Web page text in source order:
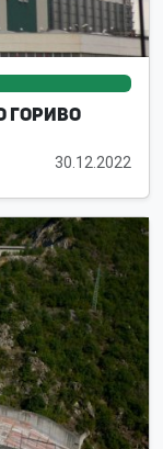
гориво
30.12.2022